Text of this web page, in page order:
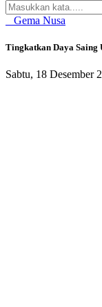
Gema Nusa
Tingkatkan Daya Saing
Sabtu, 18 Desember